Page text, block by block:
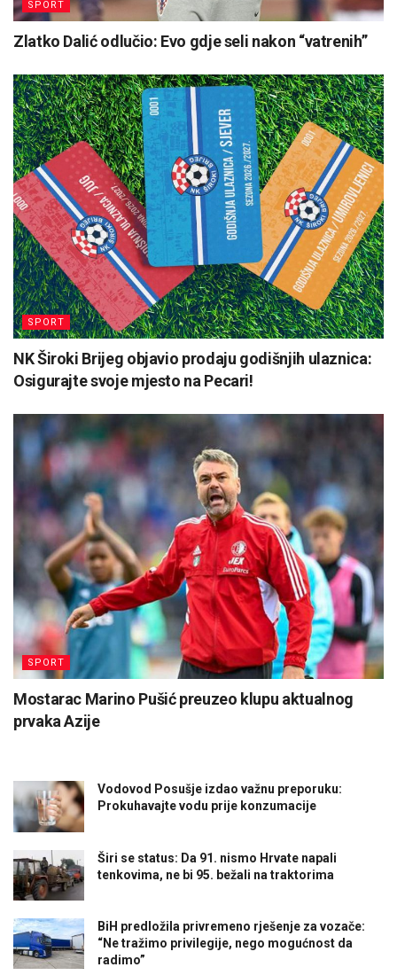
SPORT
Zlatko Dalić odlučio: Evo gdje seli nakon “vatrenih”
SPORT
NK Široki Brijeg objavio prodaju godišnjih ulaznica:
Osigurajte svoje mjesto na Pecari!
SPORT
Mostarac Marino Pušić preuzeo klupu aktualnog
prvaka Azije
Vodovod Posušje izdao važnu preporuku:
Prokuhavajte vodu prije konzumacije
Širi se status: Da 91. nismo Hrvate napali
tenkovima, ne bi 95. bežali na traktorima
BiH predložila privremeno rješenje za vozače:
“Ne tražimo privilegije, nego mogućnost da
radimo”